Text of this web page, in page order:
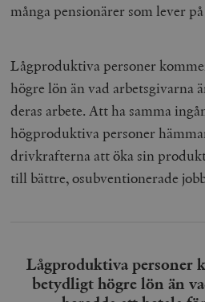
många pensionärer som lever
Lågproduktiva personer
högre lön än vad arbetsgivarna
deras arbete. Att ha samma
högproduktiva personer
drivkrafterna att öka sin
till bättre, osubventionerade
Lågproduktiva personer
betydligt högre lön än